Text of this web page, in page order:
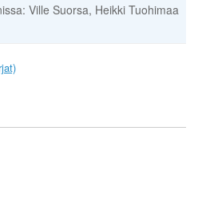
Ville Suorsa, Heikki Tuohimaa